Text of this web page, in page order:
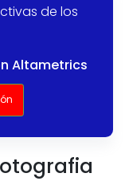
de los
Altametrics